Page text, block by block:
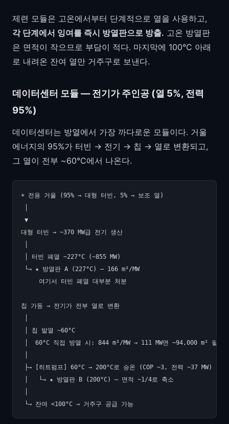
제련 모듈은 고온에서부터 단계적으로 열을 사용하고,
각 단계에서 잉여를 즉시 방열판으로 방출. 고온 방열판
은 면적이 작으므로 부담이 적다. 마지막에 100°C 아래
로 내려온 잔여 열만 거주구로 보낸다.
데이터센터 모듈 — 전기가 주인공 (열 5%, 전력
95%)
데이터센터는 방열에서 가장 까다로운 모듈이다. 거울
에너지의 95%가 터빈 → 전기 → 칩 → 열로 변환되고,
그 열이 전부 ~60°C에서 나온다.
☀️ 전용 거울 (95% → 대형 터빈, 5% → 보조 열)
▼
대형 터빈 → ~370 MW급 전기 생산
│ 터빈 폐열 ~227°C (~855 MW)
└→ ★ 방열판 A (227°C) — 166 m²/MW
     여기서 터빈 폐열 대부분 처분
칩 가동 → 전기가 전부 열로 변환
│ 칩 발열 ~60°C
│  60°C 직접 방열 시: 844 m²/MW → 111 MW면 ~94,000 m² 필요
├→ [히트펌프] 60°C → 200°C로 승온 (COP ~3, 전력 ~37 MW)
│   └→ ★ 방열판 B (200°C) — 면적 ~1/4로 축소